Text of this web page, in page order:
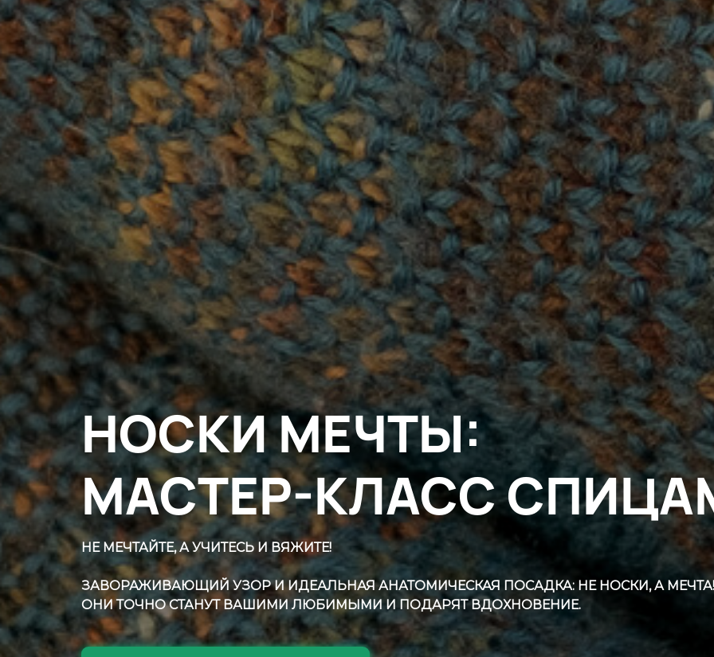
НОСКИ МЕЧТЫ:
МАСТЕР-КЛАСС
НЕ МЕЧТАЙТЕ, А УЧИТЕСЬ И ВЯЖИТЕ!
ЗАВОРАЖИВАЮЩИЙ УЗОР И ИДЕАЛЬНАЯ АНАТОМИЧЕСКАЯ ПОСАДКА: НЕ НОСКИ, А МЕЧТА!
ОНИ ТОЧНО СТАНУТ ВАШИМИ ЛЮБИМЫМИ И ПОДАРЯТ ВДОХНОВЕНИЕ.